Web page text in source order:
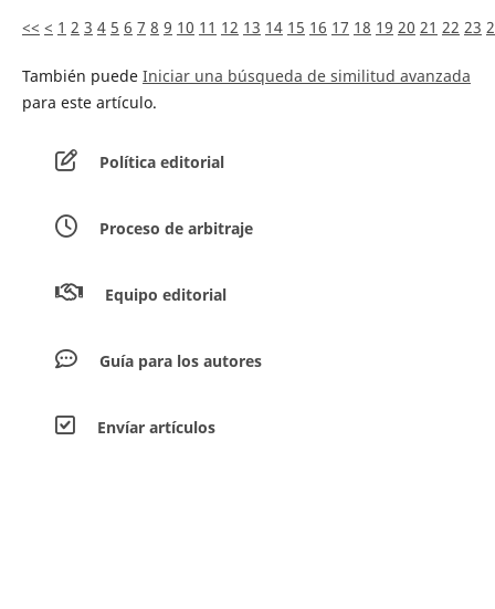
<< < 1 2 3 4 5 6 7 8 9 10 11 12 13 14 15 16 17 18 19 20 21 22 23
También puede Iniciar una búsqueda de similitud avanzada
para este artículo.
Política editorial
Proceso de arbitraje
Equipo editorial
Guía para los autores
Envíar artículos